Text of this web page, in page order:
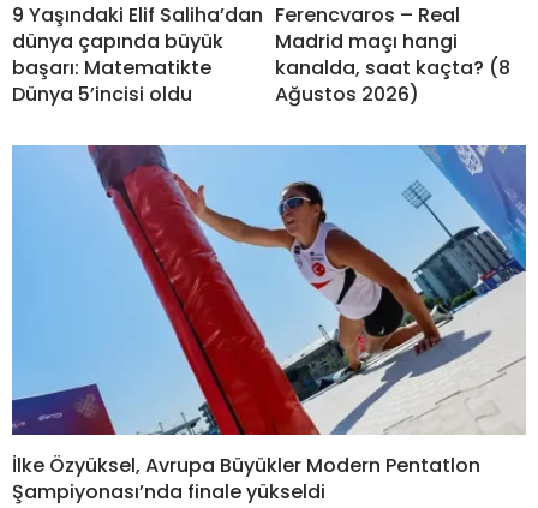
9 Yaşındaki Elif Saliha’dan
dünya çapında büyük
başarı: Matematikte
Dünya 5’incisi oldu
Ferencvaros – Real
Madrid maçı hangi
kanalda, saat kaçta? (8
Ağustos 2026)
İlke Özyüksel, Avrupa Büyükler Modern Pentatlon
Şampiyonası’nda finale yükseldi